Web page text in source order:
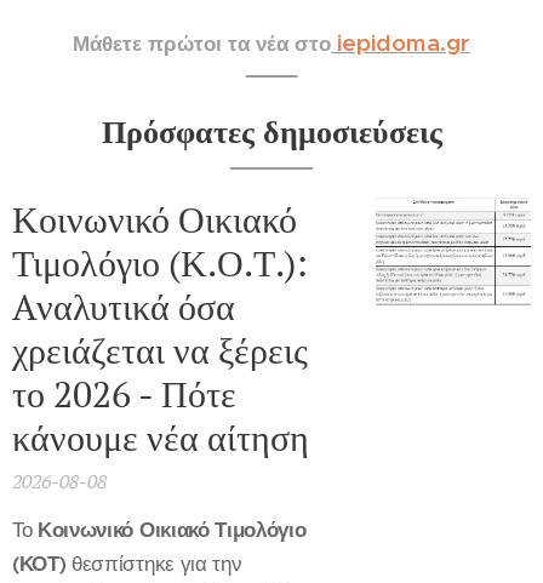
Μάθετε πρώτοι τα νέα στο iepidoma.gr
Πρόσφατες δημοσιεύσεις
Κοινωνικό Οικιακό
Τιμολόγιο (Κ.Ο.Τ.):
Aναλυτικά όσα
χρειάζεται να ξέρεις
το 2026 - Πότε
κάνουμε νέα αίτηση
2026-08-08
Το Κοινωνικό Οικιακό Τιμολόγιο
(ΚΟΤ) θεσπίστηκε για την